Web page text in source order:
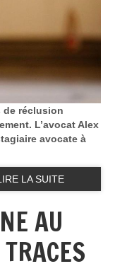
de réclusion
L’avocat Alex
avocate à
LA SUITE
AU